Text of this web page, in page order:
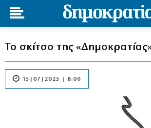
Το σκίτσο της
15|07|2025 | 8:00